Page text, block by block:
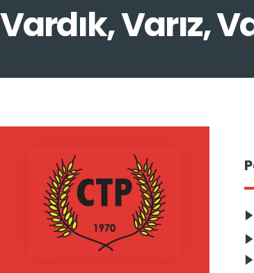
Vardık, Varız,